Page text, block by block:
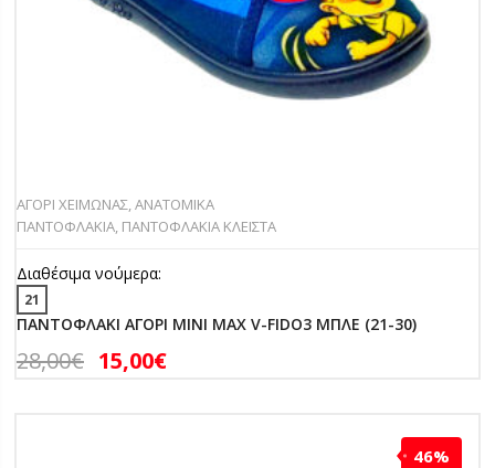
ΑΓΟΡΙ ΧΕΙΜΩΝΑΣ,ΑΝΑΤΟΜΙΚΑ
ΠΑΝΤΟΦΛΑΚΙΑ, ΠΑΝΤΟΦΛΑΚΙΑ ΚΛΕΙΣΤΑ
Διαθέσιμα νούμερα:
21
ΠΑΝΤΟΦΛΑΚΙ ΑΓΟΡΙ MINI MAX V-FIDO3 ΜΠΛΕ (21-30)
28,00€ 15,00€
46%